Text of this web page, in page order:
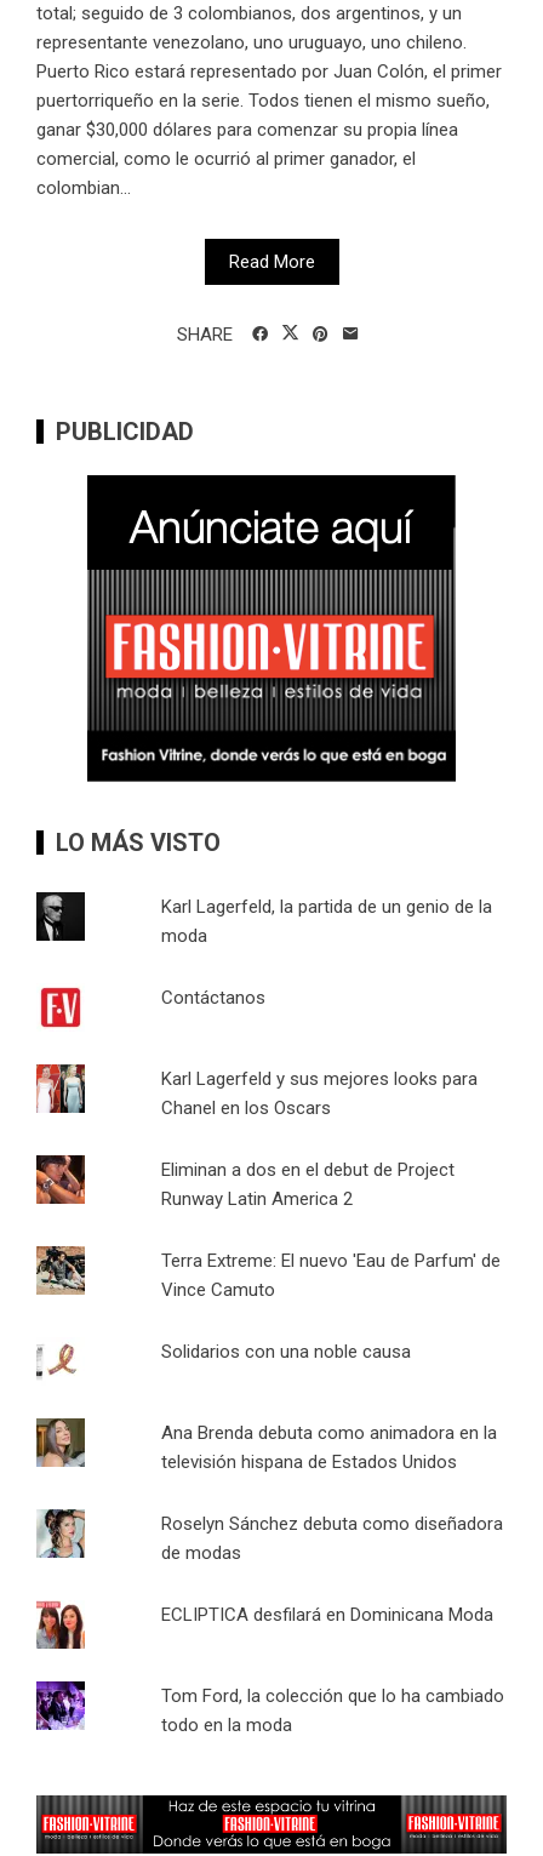
total; seguido de 3 colombianos, dos argentinos, y un
representante venezolano, uno uruguayo, uno chileno.
Puerto Rico estará representado por Juan Colón, el primer
puertorriqueño en la serie. Todos tienen el mismo sueño,
ganar $30,000 dólares para comenzar su propia línea
comercial, como le ocurrió al primer ganador, el
colombian...
Read More
SHARE
PUBLICIDAD
LO MÁS VISTO
Karl Lagerfeld, la partida de un genio de la
moda
Contáctanos
Karl Lagerfeld y sus mejores looks para
Chanel en los Oscars
Eliminan a dos en el debut de Project
Runway Latin America 2
Terra Extreme: El nuevo 'Eau de Parfum' de
Vince Camuto
Solidarios con una noble causa
Ana Brenda debuta como animadora en la
televisión hispana de Estados Unidos
Roselyn Sánchez debuta como diseñadora
de modas
ECLIPTICA desfilará en Dominicana Moda
Tom Ford, la colección que lo ha cambiado
todo en la moda